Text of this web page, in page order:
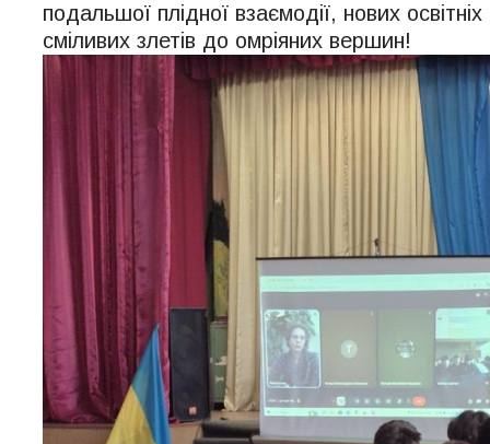
подальшої плідної взаємодії, нових освітніх
сміливих злетів до омріяних вершин!